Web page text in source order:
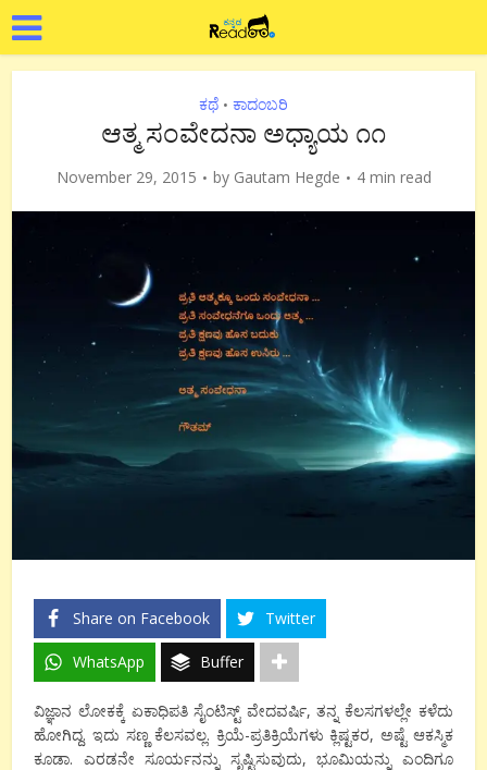
ಕಥೆ • ಕಾದಂಬರಿ
ಆತ್ಮ ಸಂವೇದನಾ ಅಧ್ಯಾಯ ೧೧
November 29, 2015 by Gautam Hegde 4 min read
Share on Facebook Twitter
WhatsApp Buffer
ವಿಜ್ಞಾನ ಲೋಕಕ್ಕೆ ಏಕಾಧಿಪತಿ ಸೈಂಟಿಸ್ಟ್ ವೇದವರ್ಷಿ, ತನ್ನ ಕೆಲಸಗಳಲ್ಲೇ ಕಳೆದು
ಹೋಗಿದ್ದ. ಇದು ಸಣ್ಣ ಕೆಲಸವಲ್ಲ. ಕ್ರಿಯೆ-ಪ್ರತಿಕ್ರಿಯೆಗಳು ಕ್ಲಿಷ್ಟಕರ, ಅಷ್ಟೆ ಆಕಸ್ಮಿಕ
ಕೂಡಾ. ಎರಡನೇ ಸೂರ್ಯನನ್ನು ಸೃಷ್ಟಿಸುವುದು, ಭೂಮಿಯನ್ನು ಎಂದಿಗೂ